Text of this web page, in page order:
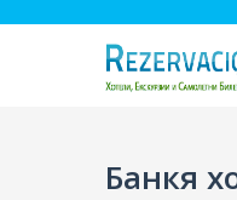
Банкя